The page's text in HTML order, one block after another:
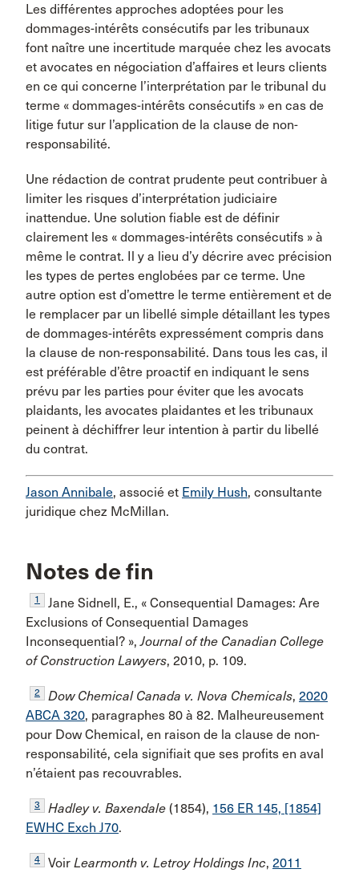
Les différentes approches adoptées pour les
dommages-intérêts consécutifs par les tribunaux
font naître une incertitude marquée chez les avocats
et avocates en négociation d’affaires et leurs clients
en ce qui concerne l’interprétation par le tribunal du
terme « dommages-intérêts consécutifs » en cas de
litige futur sur l’application de la clause de non-
responsabilité.
Une rédaction de contrat prudente peut contribuer à
limiter les risques d’interprétation judiciaire
inattendue. Une solution fiable est de définir
clairement les « dommages-intérêts consécutifs » à
même le contrat. Il y a lieu d’y décrire avec précision
les types de pertes englobées par ce terme. Une
autre option est d’omettre le terme entièrement et de
le remplacer par un libellé simple détaillant les types
de dommages-intérêts expressément compris dans
la clause de non-responsabilité. Dans tous les cas, il
est préférable d’être proactif en indiquant le sens
prévu par les parties pour éviter que les avocats
plaidants, les avocates plaidantes et les tribunaux
peinent à déchiffrer leur intention à partir du libellé
du contrat.
Jason Annibale, associé et Emily Hush, consultante
juridique chez McMillan.
Notes de fin
1
Jane Sidnell, E., « Consequential Damages: Are
Exclusions of Consequential Damages
Inconsequential? »,Journal of the Canadian College
of Construction Lawyers, 2010, p. 109.
2 Dow Chemical Canada v. Nova Chemicals, 2020
ABCA 320, paragraphes 80 à 82. Malheureusement
pour Dow Chemical, en raison de la clause de non-
responsabilité, cela signifiait que ses profits en aval
n’étaient pas recouvrables.
3 Hadley v. Baxendale (1854), 156 ER 145, [1854]
EWHC Exch J70.
4 Voir Learmonth v. Letroy Holdings Inc, 2011